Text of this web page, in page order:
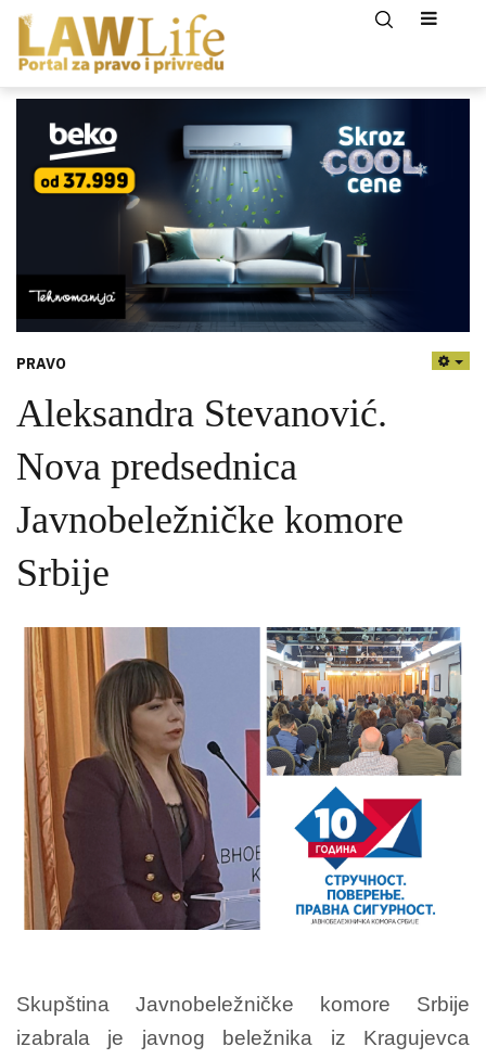
PRAVO
Aleksandra Stevanović.
Nova predsednica
Javnobeležničke komore
Srbije
Skupština Javnobeležničke komore Srbije
izabrala je javnog beležnika iz Kragujevca